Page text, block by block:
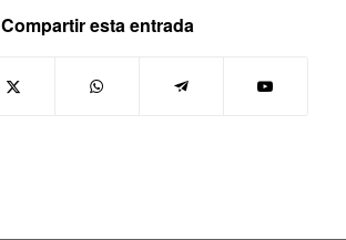
Compartir esta entrada